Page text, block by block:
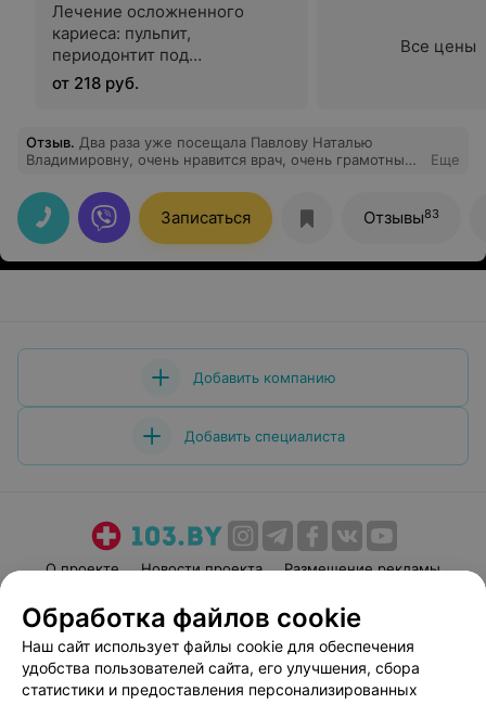
Лечение осложненного
кариеса: пульпит,
периодонтит под
микроскопом
от 218 руб.
Все цены
Отзыв. Два раза уже посещала Павлову Наталью
Владимировну, очень нравится врач, очень грамотный,
Еще
Записаться Отзывы83
Добавить компанию
Добавить специалиста
О проекте Новости проекта
Размещение рекламы
Пользовательское соглашение
Способы оплаты
Вакансии
Партнеры
Написать руководителю 103.by
Обработка файлов cookie
Наш сайт использует файлы cookie для обеспечения
удобства пользователей сайта, его улучшения, сбора
статистики и предоставления персонализированных